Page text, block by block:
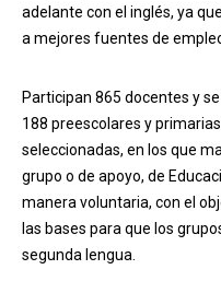
adelante con el inglés, ya
a mejores fuentes de
Participan 865 docentes y
188 preescolares y
seleccionadas, en los que
grupo o de apoyo, de
manera voluntaria, con el
las bases para que los
segunda lengua.